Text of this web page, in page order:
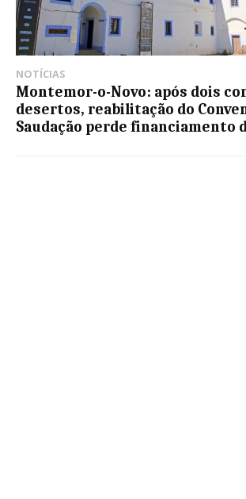
NOTÍCIAS
Montemor-o-Novo: após dois
desertos, reabilitação do
Saudação perde financiamento